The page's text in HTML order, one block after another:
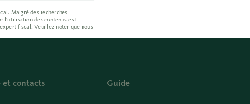
Malgré des recherches
l'utilisation des contenus est
fiscal. Veuillez noter que nous
et contacts Guide